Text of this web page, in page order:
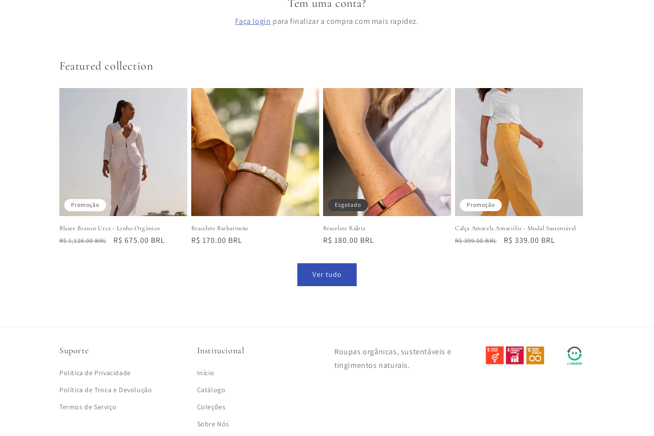
Tem uma conta?
Faça login para finalizar a compra com mais rapidez.
Featured collection
Promoção
Blazer Branco Urca - Linho Orgânico
Preço
R$ 1,126.00 BRL
Preço
R$ 675.00 BRL
Bracelete Barbatimão
Preço
R$ 170.00 BRL
Esgotado
Bracelete Rúbia
Preço
R$ 180.00 BRL
Promoção
Calça Amarela Amariílis - Modal Sustentável
Preço
R$ 399.00 BRL
Preço
R$ 339.00 BRL
Ver tudo
Suporte
Politica de Privacidade
Política de Troca e Devolução
Termos de Serviço
Institucional
Início
Catálogo
Coleções
Sobre Nós
Roupas orgânicas, sustentáveis e
tingimentos naturais.